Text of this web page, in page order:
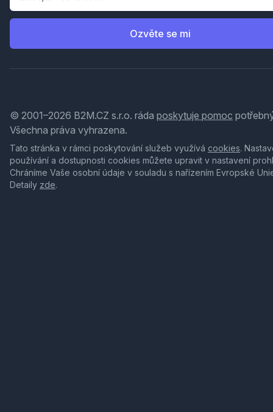
Ozvěte se mi
© 2001–2026 B2M.CZ s.r.o. ráda poskytuje pomoc
Všechna práva vyhrazena.
Tato stránka v rámci poskytování služeb využívá cookies.
používání a dostupnosti cookies můžete upravit v nastavení
Chráníme Vaše osobní údaje v souladu s nařízením Evropské
Detaily zde.